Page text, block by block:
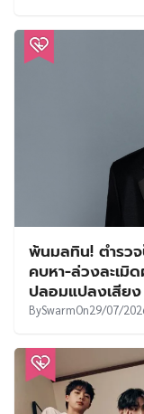
พ้นมลทิน! ตำรว
คบหา-ล่วงละเมิ
ปลอมแปลงเสียง
BySwarmOn29/07/